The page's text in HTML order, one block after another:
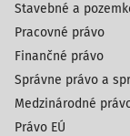
Stavebné a
Pracovné právo
Finančné právo
Správne právo a
Medzinárodné
Právo EÚ